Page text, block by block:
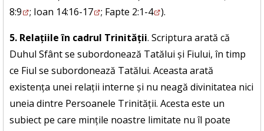
8:9
; Ioan 14:16-17 ; Fapte 2:1-4 ).
5. Relațiile în cadrul Trinității. Scriptura arată că
Duhul Sfânt se subordonează Tatălui și Fiului, în timp
ce Fiul se subordonează Tatălui. Aceasta arată
existența unei relații interne și nu neagă divinitatea nici
uneia dintre Persoanele Trinității. Acesta este un
subiect pe care mințile noastre limitate nu îl poate